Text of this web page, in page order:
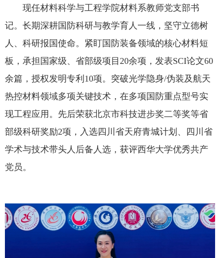
图书馆
EN
现任材料科学与工程学院材料系教师党支部书
记。长期深耕国防科研与教学育人一线，坚守立德树
人、科研报国使命。紧盯国防装备领域的核心材料短
板，承担国家级、省部级项目20余项，发表SCI论文60
余篇，授权发明专利10项。突破光学隐身/伪装及航天
热控材料领域多项关键技术，在多项国防重点型号实
现工程应用。先后荣获北京市科技进步奖二等奖等省
部级科研奖励2项，入选四川省天府青城计划、四川省
学术与技术带头人后备人选，获评西华大学优秀共产
党员。